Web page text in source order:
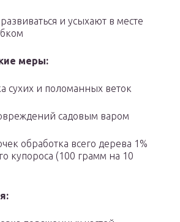
и усыхают в месте
меры:
сухих и поломанных веток
садовым варом
обработка всего дерева 1%
купороса (100 грамм на 10